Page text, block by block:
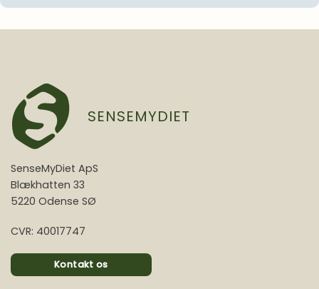
SENSEMYDIET
SenseMyDiet ApS
Blækhatten 33
5220 Odense SØ
CVR: 40017747
Kontakt os